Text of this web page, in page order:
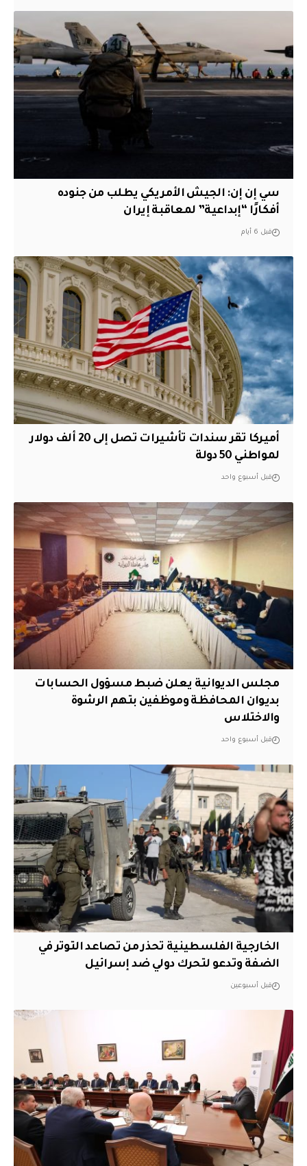
سي إن إن: الجيش الأمريكي يطلب من جنوده
أفكارًا “إبداعية” لمعاقبة إيران
قبل 6 أيام
أميركا تقر سندات تأشيرات تصل إلى 20 ألف دولار
لمواطني 50 دولة
قبل أسبوع واحد
مجلس الديوانية يعلن ضبط مسؤول الحسابات
بديوان المحافظة وموظفين بتهم الرشوة
والاختلاس
قبل أسبوع واحد
الخارجية الفلسطينية تحذر من تصاعد التوتر في
الضفة وتدعو لتحرك دولي ضد إسرائيل
قبل أسبوعين